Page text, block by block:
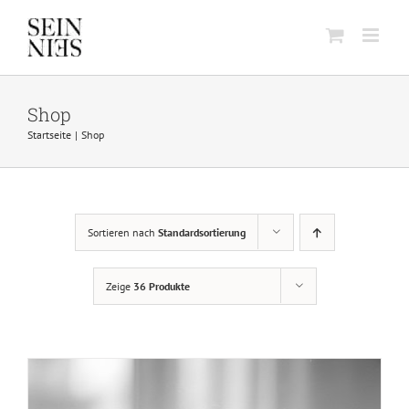
content
Shop
Startseite Shop
Sortieren nach Standardsortierung
Zeige 36 Produkte
IN DEN WARENKORB / DETAILS